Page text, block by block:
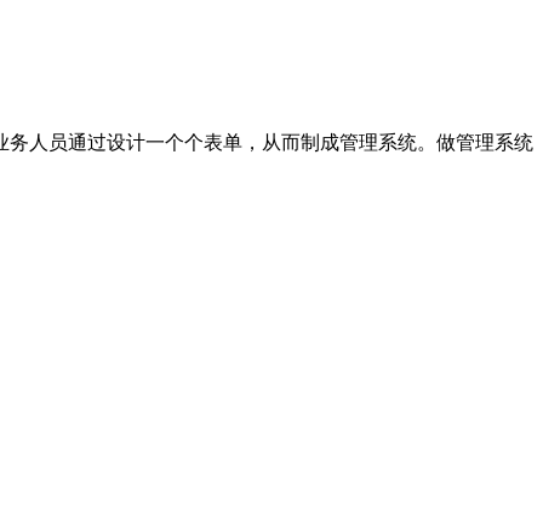
人员通过设计一个个表单，从而制成管理系统。做管理系统